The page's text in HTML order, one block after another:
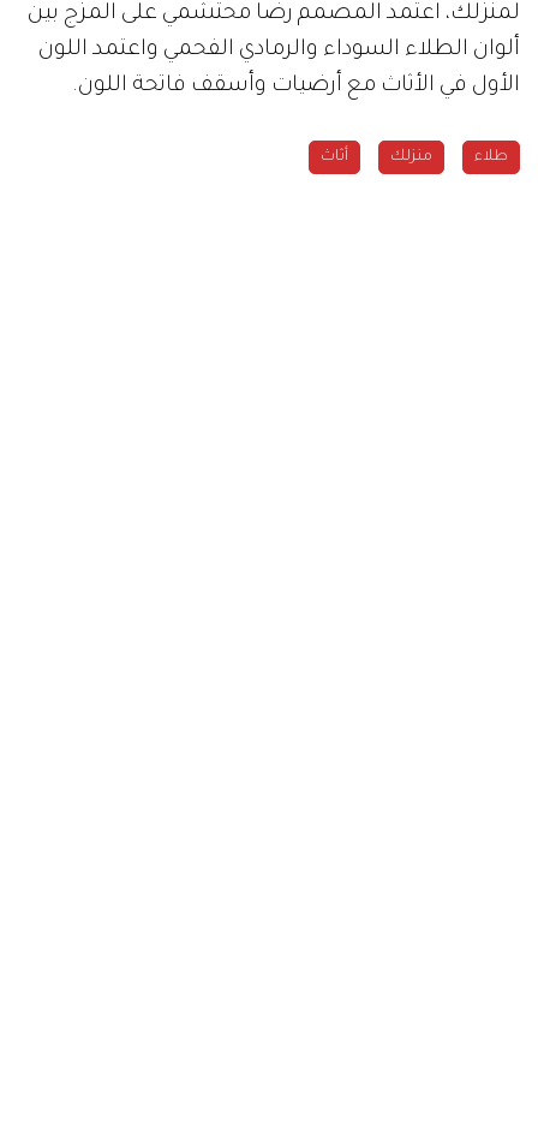
لمنزلك، اعتمد المصمم رضا محتشمي على المزج بين
ألوان الطلاء السوداء والرمادي الفحمي واعتمد اللون
الأول في الأثاث مع أرضيات وأسقف فاتحة اللون.
طلاء منزلك أثاث